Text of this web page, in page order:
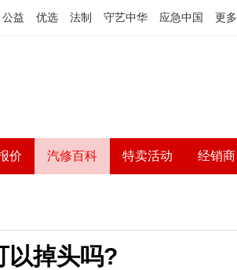
公益 优选 法制 守艺中华 应急中国 更多
价 汽修百科 特卖活动 经销商
以掉头吗?